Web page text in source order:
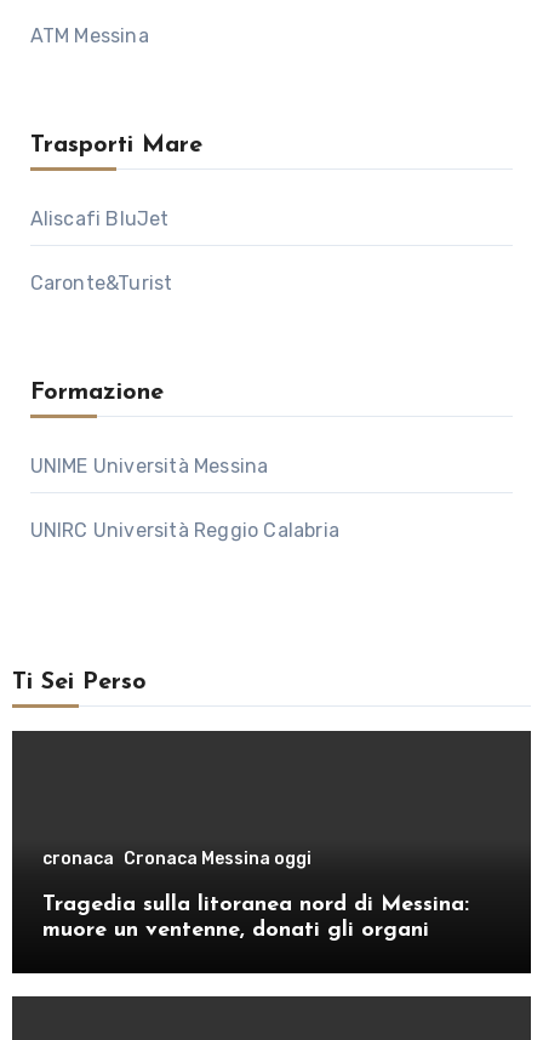
ATM Messina
Trasporti Mare
Aliscafi BluJet
Caronte&Turist
Formazione
UNIME Università Messina
UNIRC Università Reggio Calabria
Ti Sei Perso
cronaca Cronaca Messina oggi
Tragedia sulla litoranea nord di Messina:
muore un ventenne, donati gli organi